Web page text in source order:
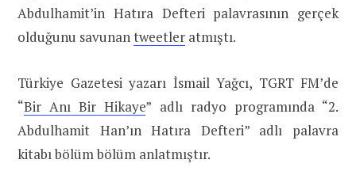
Abdulhamit’in Hatıra Defteri palavrasının gerçek
olduğunu savunantweetler atmıştı.
Türkiye Gazetesi yazarı İsmail Yağcı, TGRT FM’de
“Bir Anı Bir Hikaye” adlı radyo programında “2.
Abdulhamit Han’ın Hatıra Defteri” adlı palavra
kitabı bölüm bölüm anlatmıştır.